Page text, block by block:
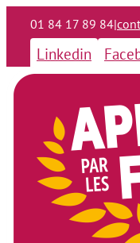
01 84 17 89 84|
Linkedin